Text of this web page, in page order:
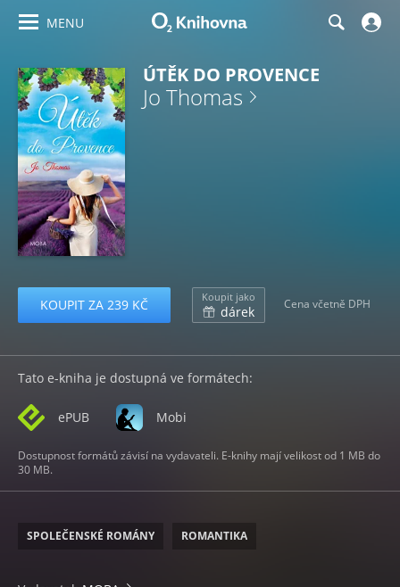
MENU
ÚTĚK DO PROVENCE
Jo Thomas
KOUPIT ZA 239 KČ Koupit jako
dárek Cena včetně DPH
Tato e-kniha je dostupná ve formátech:
ePUB Mobi
Dostupnost formátů závisí na vydavateli. E-knihy mají velikost od 1 MB do
30 MB.
SPOLEČENSKÉ ROMÁNY ROMANTIKA